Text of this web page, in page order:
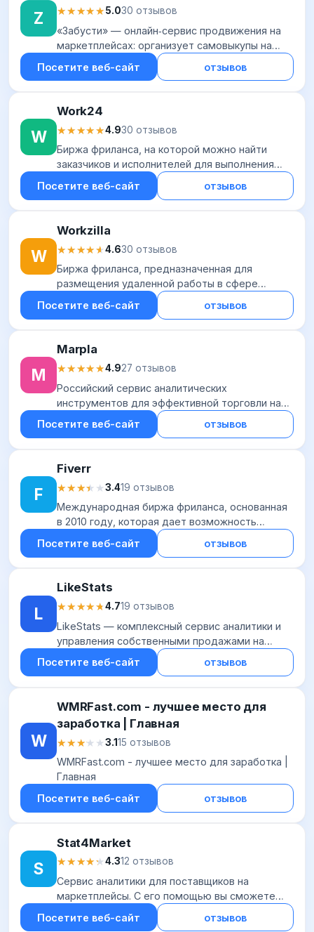
Z ★★★★★
★★★★★5.030 отзывов
«Забусти» — онлайн‑сервис продвижения на
маркетплейсах: организует самовыкупы на
Wildberries и размещение отзывов. Работает
под ключ: сервис оплачивает товары, штатные
Посетите веб-сайт отзывов
W
Work24
★★★★★
★★★★★4.930 отзывов
Биржа фриланса, на которой можно найти
заказчиков и исполнителей для выполнения
работы в разных сферах – дизайне,
программировании, копирайтинге и т.д. Для
Посетите веб-сайт отзывов
W
Workzilla
★★★★★
★★★★★4.630 отзывов
Биржа фриланса, предназначенная для
размещения удаленной работы в сфере
дизайна, интернет-маркетинга, IT, рекламы и
др. Особенность Workzilla состоит в том, что
Посетите веб-сайт отзывов
M
Marpla
★★★★★
★★★★★4.927 отзывов
Российский сервис аналитических
инструментов для эффективной торговли на
маркетплейсе Wildberries. Пользователь
может создавать карточки товаров,
Посетите веб-сайт отзывов
F
Fiverr
★★★★★
★★★★★3.419 отзывов
Международная биржа фриланса, основанная
в 2010 году, которая дает возможность
удаленно зарабатывать на своих уникальных
способностях и навыках. Пользователи могут
Посетите веб-сайт отзывов
L
LikeStats
★★★★★
★★★★★4.719 отзывов
LikeStats — комплексный сервис аналитики и
управления собственными продажами на
WildBerries, а также полный анализ продаж
конкурентов. Сервис создан успешными
Посетите веб-сайт отзывов
W
WMRFast.com - лучшее место для
заработка | Главная
★★★★★
★★★★★3.115 отзывов
WMRFast.com - лучшее место для заработка |
Главная
Посетите веб-сайт
отзывов
S
Stat4Market
★★★★★
★★★★★4.312 отзывов
Сервис аналитики для поставщиков на
маркетплейсы. С его помощью вы сможете
проанализировать свои данные по продажам,
поставкам, логистике и пр. в Wildberries или
Посетите веб-сайт отзывов